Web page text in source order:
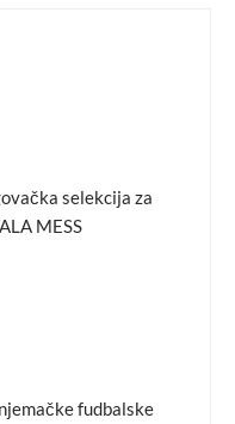
selekcija za
MESS
fudbalske